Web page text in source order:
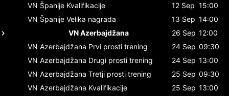
VN Španije Kvalifikacije 12 Sep 15:00
VN Španije Velika nagrada 13 Sep 14:00
VN Azerbajdžana
26 Sep 12:00
VN Azerbajdžana Prvi prosti trening 24 Sep 09:30
VN Azerbajdžana Drugi prosti trening 24 Sep 13:00
VN Azerbajdžana Tretji prosti trening 25 Sep 09:30
VN Azerbajdžana Kvalifikacije 25 Sep 13:00